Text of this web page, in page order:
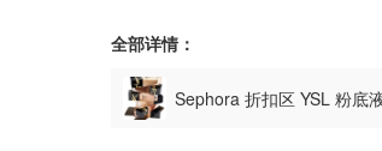
全部详情：
Sephora 折扣区 YSL 粉底